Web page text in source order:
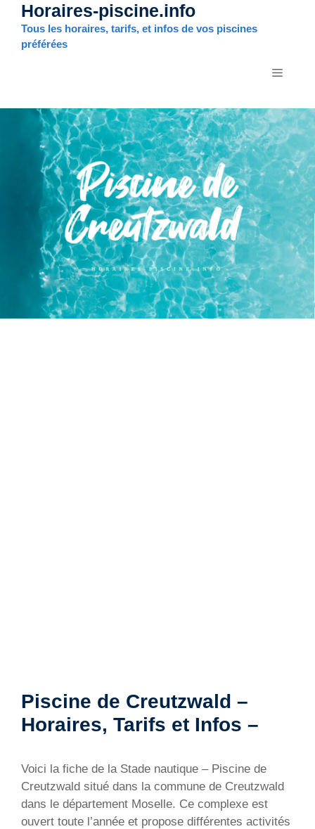
Aller
contenu
Horaires-piscine.info
Tous les horaires, tarifs, et infos de vos piscines
préférées
MENU
Piscine de Creutzwald –
Horaires, Tarifs et Infos –
Voici la fiche de la Stade nautique – Piscine de
Creutzwald situé dans la commune de Creutzwald
dans le département Moselle. Ce complexe est
ouvert toute l’année et propose différentes activités